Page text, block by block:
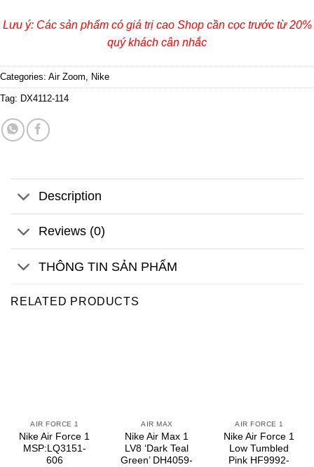
Lưu ý: Các sản phẩm có giá trị cao Shop cần cọc trước từ 20%
quý khách cân nhắc
Categories: Air Zoom Nike
Tag: DX4112-114
Description
Reviews (0)
THÔNG TIN SẢN PHẨM
RELATED PRODUCTS
AIR FORCE 1
Nike Air Force 1
MSP:LQ3151-
606
AIR MAX
Nike Air Max 1
LV8 ‘Dark Teal
Green’ DH4059-
AIR FORCE 1
Nike Air Force 1
Low Tumbled
Pink HF9992-